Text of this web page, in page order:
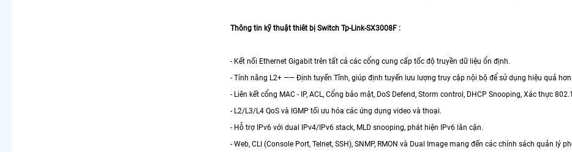
Thông tin kỹ thuật thiêt bị Switch Tp-Link-SX3008F :
- Kết nối Ethernet Gigabit trên tất cả các cổng cung cấp tốc độ truyền dữ liệu ổn định.
- Tính năng L2+ —— Định tuyến Tĩnh, giúp định tuyến lưu lượng truy cập nội bộ để sử dụng hiệu quả
- Liên kết cổng MAC - IP, ACL, Cổng bảo mật, DoS Defend, Storm control, DHCP Snooping, Xác thực
- L2/L3/L4 QoS và IGMP tối ưu hóa các ứng dụng video và thoại.
- Hỗ trợ IPv6 với dual IPv4/IPv6 stack, MLD snooping, phát hiện IPv6 lân cận.
- Web, CLI (Console Port, Telnet, SSH), SNMP, RMON và Dual Image mang đến các chính sách quản lý